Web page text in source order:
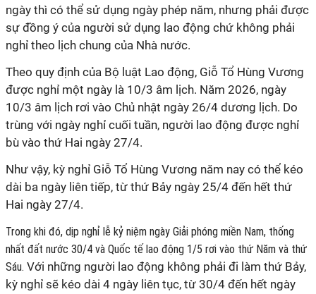
ngày thì có thể sử dụng ngày phép năm, nhưng phải được
sự đồng ý của người sử dụng lao động chứ không phải
nghỉ theo lịch chung của Nhà nước.
Theo quy định của Bộ luật Lao động, Giỗ Tổ Hùng Vương
được nghỉ một ngày là 10/3 âm lịch. Năm 2026, ngày
10/3 âm lịch rơi vào Chủ nhật ngày 26/4 dương lịch. Do
trùng với ngày nghỉ cuối tuần, người lao động được nghỉ
bù vào thứ Hai ngày 27/4.
Như vậy, kỳ nghỉ Giỗ Tổ Hùng Vương năm nay có thể kéo
dài ba ngày liên tiếp, từ thứ Bảy ngày 25/4 đến hết thứ
Hai ngày 27/4.
Trong khi đó, dịp nghỉ lễ kỷ niệm ngày Giải phóng miền Nam, thống
nhất đất nước 30/4 và Quốc tế lao động 1/5 rơi vào thứ Năm và thứ
Sáu. Với những người lao động không phải đi làm thứ Bảy,
kỳ nghỉ sẽ kéo dài 4 ngày liên tục, từ 30/4 đến hết ngày